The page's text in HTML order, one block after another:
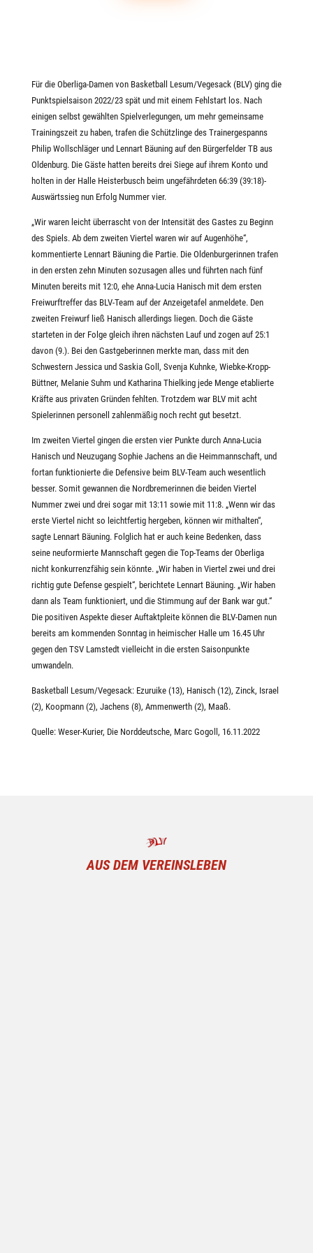
Für die Oberliga-Damen von Basketball Lesum/Vegesack (BLV) ging die
Punktspielsaison 2022/23 spät und mit einem Fehlstart los. Nach
einigen selbst gewählten Spielverlegungen, um mehr gemeinsame
Trainingszeit zu haben, trafen die Schützlinge des Trainergespanns
Philip Wollschläger und Lennart Bäuning auf den Bürgerfelder TB aus
Oldenburg. Die Gäste hatten bereits drei Siege auf ihrem Konto und
holten in der Halle Heisterbusch beim ungefährdeten 66:39 (39:18)-
Auswärtssieg nun Erfolg Nummer vier.
„Wir waren leicht überrascht von der Intensität des Gastes zu Beginn
des Spiels. Ab dem zweiten Viertel waren wir auf Augenhöhe“,
kommentierte Lennart Bäuning die Partie. Die Oldenburgerinnen trafen
in den ersten zehn Minuten sozusagen alles und führten nach fünf
Minuten bereits mit 12:0, ehe Anna-Lucia Hanisch mit dem ersten
Freiwurftreffer das BLV-Team auf der Anzeigetafel anmeldete. Den
zweiten Freiwurf ließ Hanisch allerdings liegen. Doch die Gäste
starteten in der Folge gleich ihren nächsten Lauf und zogen auf 25:1
davon (9.). Bei den Gastgeberinnen merkte man, dass mit den
Schwestern Jessica und Saskia Goll, Svenja Kuhnke, Wiebke-Kropp-
Büttner, Melanie Suhm und Katharina Thielking jede Menge etablierte
Kräfte aus privaten Gründen fehlten. Trotzdem war BLV mit acht
Spielerinnen personell zahlenmäßig noch recht gut besetzt.
Im zweiten Viertel gingen die ersten vier Punkte durch Anna-Lucia
Hanisch und Neuzugang Sophie Jachens an die Heimmannschaft, und
fortan funktionierte die Defensive beim BLV-Team auch wesentlich
besser. Somit gewannen die Nordbremerinnen die beiden Viertel
Nummer zwei und drei sogar mit 13:11 sowie mit 11:8. „Wenn wir das
erste Viertel nicht so leichtfertig hergeben, können wir mithalten“,
sagte Lennart Bäuning. Folglich hat er auch keine Bedenken, dass
seine neuformierte Mannschaft gegen die Top-Teams der Oberliga
nicht konkurrenzfähig sein könnte. „Wir haben in Viertel zwei und drei
richtig gute Defense gespielt“, berichtete Lennart Bäuning. „Wir haben
dann als Team funktioniert, und die Stimmung auf der Bank war gut.“
Die positiven Aspekte dieser Auftaktpleite können die BLV-Damen nun
bereits am kommenden Sonntag in heimischer Halle um 16.45 Uhr
gegen den TSV Lamstedt vielleicht in die ersten Saisonpunkte
umwandeln.
Basketball Lesum/Vegesack: Ezuruike (13), Hanisch (12), Zinck, Israel
(2), Koopmann (2), Jachens (8), Ammenwerth (2), Maaß.
Quelle: Weser-Kurier, Die Norddeutsche, Marc Gogoll, 16.11.2022
AUS DEM VEREINSLEBEN